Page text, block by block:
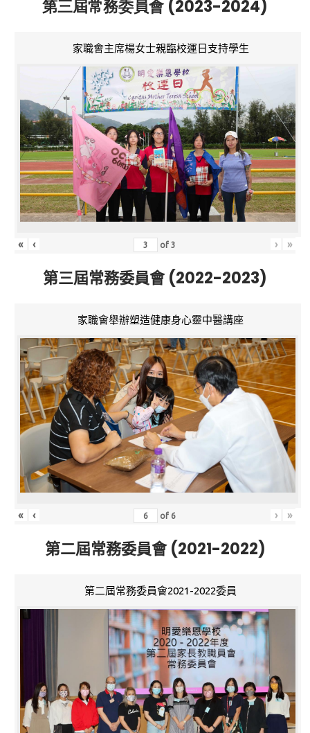
第三屆常務委員會 (2023-2024)
家職會主席楊女士親臨校運日支持學生
« ‹ of3 › »
第三屆常務委員會 (2022-2023)
家職會舉辦塑造健康身心靈中醫講座
« ‹ of 6 › »
第二屆常務委員會 (2021-2022)
第二屆常務委員會2021-2022委員